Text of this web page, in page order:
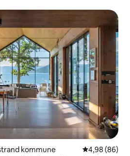
u hostů
kommune Průměrné
4,98 (86)